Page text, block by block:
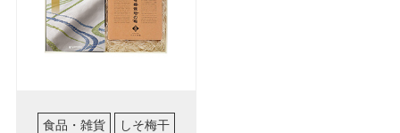
食品・雑貨 しそ梅干